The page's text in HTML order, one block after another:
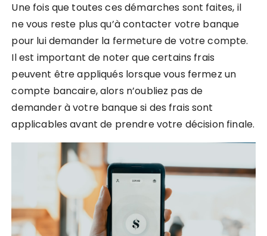
Une fois que toutes ces démarches sont faites, il
ne vous reste plus qu’à contacter votre banque
pour lui demander la fermeture de votre compte.
Il est important de noter que certains frais
peuvent être appliqués lorsque vous fermez un
compte bancaire, alors n’oubliez pas de
demander à votre banque si des frais sont
applicables avant de prendre votre décision finale.